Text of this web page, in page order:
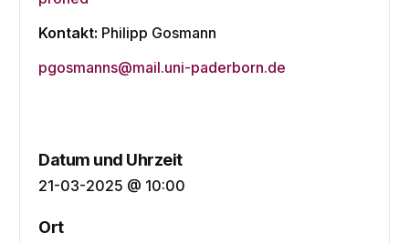
Kontakt: Philipp Gosmann
pgosmanns@mail.uni-paderborn.de
Datum und Uhrzeit
21-03-2025 @ 10:00
Ort